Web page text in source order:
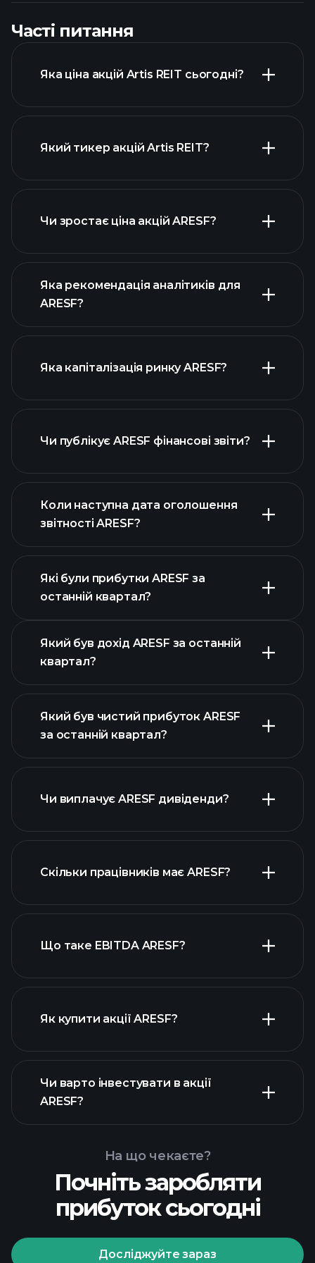
Часті питання
Яка ціна акцій Artis REIT сьогодні?
розширеній діаграмі
Який тикер акцій Artis REIT?
Чи зростає ціна акцій ARESF?
діаграмі ARESF
Яка рекомендація аналітиків для
ARESF?
Яка капіталізація ринку ARESF?
наш список акцій
Чи публікує ARESF фінансові звіти?
фінансовими звітами ARESF
Коли наступна дата оголошення
звітності ARESF?
Які були прибутки ARESF за
останній квартал?
прибутки ARESF
Який був дохід ARESF за останній
квартал?
Який був чистий прибуток ARESF
за останній квартал?
Чи виплачує ARESF дивіденди?
Скільки працівників має ARESF?
Що таке EBITDA ARESF?
фінансових звітах ARESF
Як купити акції ARESF?
Playtrade Tournaments
рекомендованого
брокера
Чи варто інвестувати в акції
ARESF?
На що чекаєте?
Почніть заробляти
прибуток сьогодні
Досліджуйте зараз